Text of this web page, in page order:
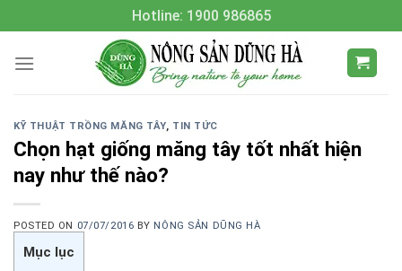
to
content
Hotline: 1900 986865
KỸ THUẬT TRỒNG MĂNG TÂY, TIN TỨC
Chọn hạt giống măng tây tốt nhất hiện
nay như thế nào?
POSTED ON 07/07/2016 BY NÔNG SẢN DŨNG HÀ
Mục lục